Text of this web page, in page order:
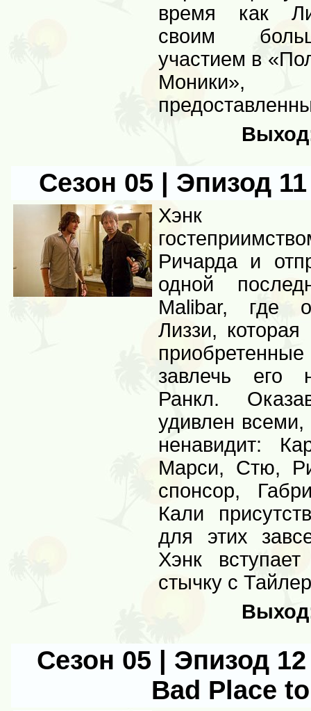
время как
своим
участием в
Сезон 05 | Эпизод
Хэнк
Ричарда и
одной
Malibar, где
Лиззи, которая
завлечь его
Ранкл.
удивлен
ненавидит:
Марси, Стю,
спонсор,
Кали
для этих
Хэнк
стычку с
Сезон 05 | Эпизод
Bad Place